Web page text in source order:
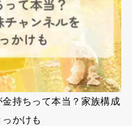
持ちって本当？家族構成
かけも